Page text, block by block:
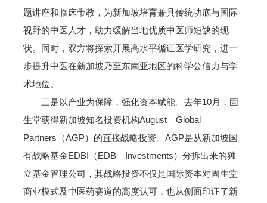
题讲座和临床带教，为新加坡培育兼具传统功底与国际
视野的中医人才，助力缓解当地优质中医师短缺的现
状。同时，双方将探索开展高水平循证医学研究，进一
步提升中医在新加坡乃至东南亚地区的科学公信力与学
术地位。
三是以产业为保障，强化资本赋能。去年10月，固
生堂获得新加坡知名投资机构August Global
Partners（AGP）的直接战略投资。AGP是从新加坡国
有战略基金EDBI（EDB Investments）分拆出来的独
立基金管理公司，其战略投资不仅是国际资本对固生堂
商业模式及中医药赛道的高度认可，也从侧面印证了新